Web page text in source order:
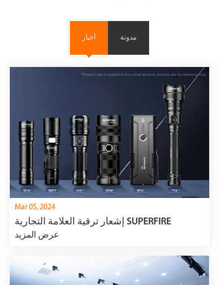
أخبار مدونة
Mar 05, 2024
إشعار ترقية العلامة التجارية SUPERFIRE
عرض المزيد